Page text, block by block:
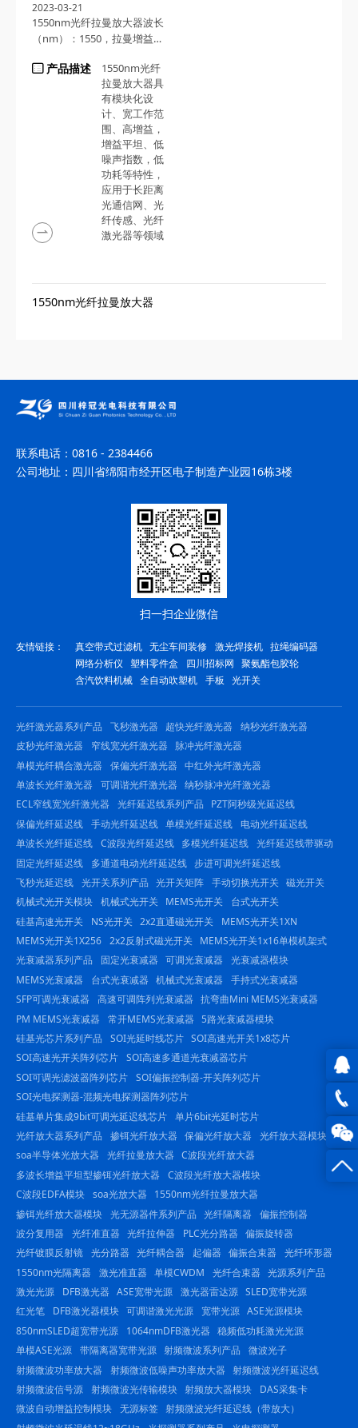
2023-03-21
1550nm光纤拉曼放大器波长
（nm）：1550，拉曼增益：
500mW（可选）
产品描述
1550nm光纤
拉曼放大器具
有模块化设
计、宽工作范
围、高增益，
增益平坦、低
噪声指数，低
功耗等特性，
应用于长距离
光通信网、光
纤传感、光纤
激光器等领域
1550nm光纤拉曼放大器
QQ在
线咨
询
0816
联系电话： 0816 - 2384466
公司地址： 四川省绵阳市经开区电子制造产业园16栋3楼
扫一扫企业微信
友情链接： 真空带式过滤机 无尘车间装修 激光焊接机 拉绳编码器
网络分析仪 塑料零件盒 四川招标网
聚氨酯包胶轮
含汽饮料机械 全自动吹塑机 手板 光开关
光纤激光器系列产品 飞秒激光器 超快光纤激光器
纳秒光纤激光器
皮秒光纤激光器
窄线宽光纤激光器
脉冲光纤激光器
单模光纤耦合激光器
保偏光纤激光器 中红外光纤激光器
单波长光纤激光器
可调谐光纤激光器 纳秒脉冲光纤激光器
ECL窄线宽光纤激光器
光纤延迟线系列产品
PZT阿秒级光延迟线
保偏光纤延迟线 手动光纤延迟线 单模光纤延迟线
电动光纤延迟线
单波长光纤延迟线 C波段光纤延迟线 多模光纤延迟线 光纤延迟线带驱动
固定光纤延迟线
多通道电动光纤延迟线 步进可调光纤延迟线
飞秒光延迟线 光开关系列产品 光开关矩阵 手动切换光开关 磁光开关
机械式光开关模块 机械式光开关 MEMS光开关
台式光开关
硅基高速光开关
NS光开关 2x2直通磁光开关
MEMS光开关1XN
MEMS光开关1X256 2x2反射式磁光开关
MEMS光开关1x16单模机架式
光衰减器系列产品
固定光衰减器 可调光衰减器
光衰减器模块
MEMS光衰减器
台式光衰减器 机械式光衰减器
手持式光衰减器
SFP可调光衰减器
高速可调阵列光衰减器 抗弯曲Mini MEMS光衰减器
PM MEMS光衰减器
常开MEMS光衰减器 5路光衰减器模块
硅基光芯片系列产品
SOI光延时线芯片 SOI高速光开关1x8芯片
SOI高速光开关阵列芯片 SOI高速多通道光衰减器芯片
SOI可调光滤波器阵列芯片 SOI偏振控制器-开关阵列芯片
SOI光电探测器-混频光电探测器阵列芯片
硅基单片集成9bit可调光延迟线芯片 单片6bit光延时芯片
光纤放大器系列产品
掺铒光纤放大器 保偏光纤放大器
光纤放大器模块
soa半导体光放大器
光纤拉曼放大器 C波段光纤放大器
多波长增益平坦型掺铒光纤放大器
C波段光纤放大器模块
C波段EDFA模块 soa光放大器
1550nm光纤拉曼放大器
掺铒光纤放大器模块 光无源器件系列产品 光纤隔离器
偏振控制器
波分复用器
光纤准直器 光纤拉伸器 PLC光分路器
偏振旋转器
光纤镀膜反射镜 光分路器 光纤耦合器 起偏器 偏振合束器
光纤环形器
1550nm光隔离器
激光准直器 单模CWDM 光纤合束器
光源系列产品
激光光源
DFB激光器 ASE宽带光源 激光器雷达源 SLED宽带光源
红光笔
DFB激光器模块 可调谐激光光源 宽带光源 ASE光源模块
850nmSLED超宽带光源
1064nmDFB激光器 稳频低功耗激光光源
单模ASE光源 带隔离器宽带光源 射频微波系列产品
微波光子
射频微波功率放大器
射频微波低噪声功率放大器 射频微波光纤延迟线
射频微波信号源 射频微波光传输模块 射频放大器模块
DAS采集卡
微波自动增益控制模块 无源标签 射频微波光纤延迟线（带放大）